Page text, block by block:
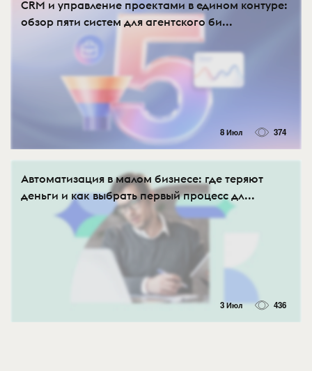
CRM и управление проектами в едином контуре:
обзор пяти систем для агентского би...
8 Июл 374
Автоматизация в малом бизнесе: где теряют
деньги и как выбрать первый процесс дл...
3 Июл 436